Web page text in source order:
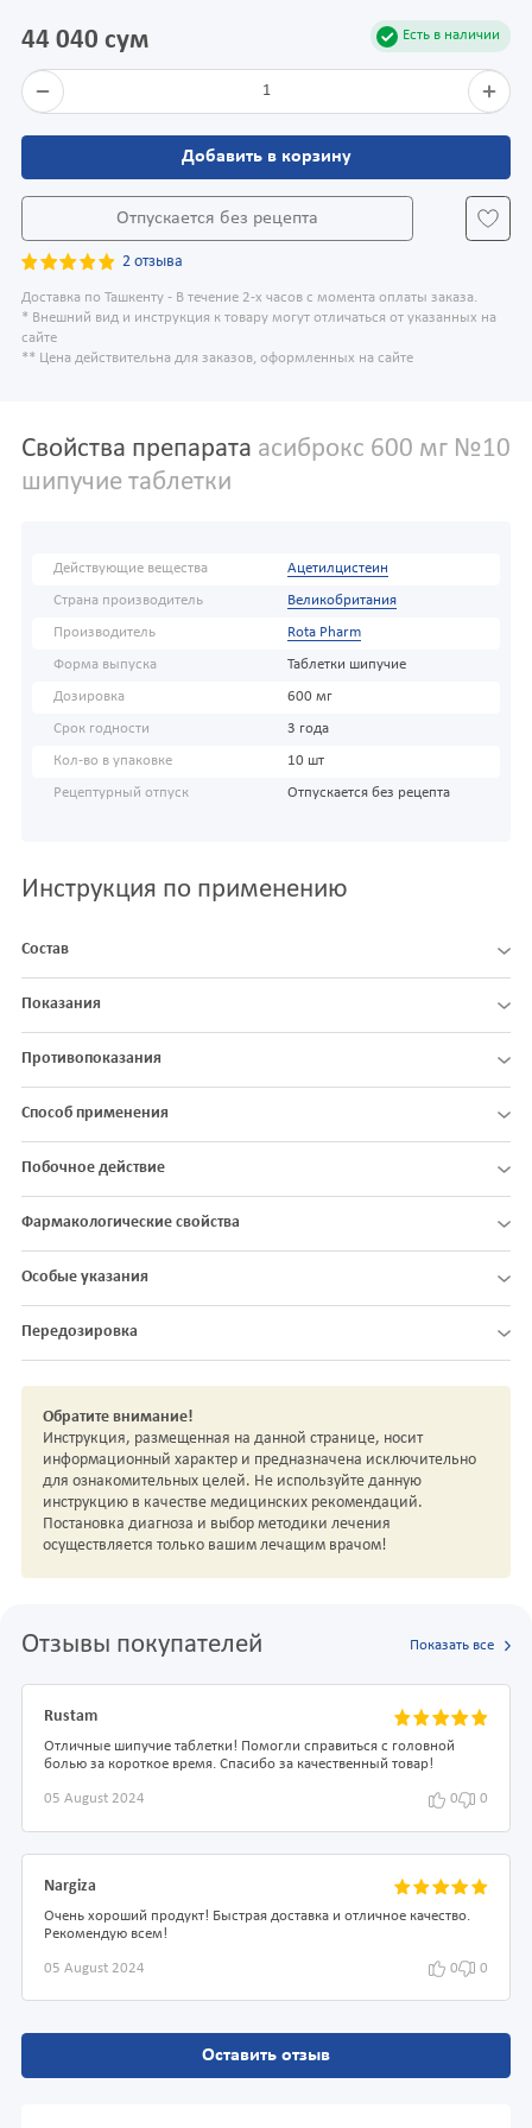
Есть в наличии
44 040 сум
1
Добавить в корзину
Отпускается без рецепта
2 отзыва
Доставка по Ташкенту - В течение 2-х часов с момента оплаты заказа.
* Внешний вид и инструкция к товару могут отличаться от указанных на
сайте
** Цена действительна для заказов, оформленных на сайте
Свойства препарата асиброкс 600 мг №10
шипучие таблетки
Действующие вещества Ацетилцистеин
Страна производитель Великобритания
Производитель Rota Pharm
Форма выпуска Таблетки шипучие
Дозировка 600 мг
Срок годности 3 года
Кол-во в упаковке 10 шт
Рецептурный отпуск Отпускается без рецепта
Инструкция по применению
Состав
Показания
Противопоказания
Способ применения
Побочное действие
Фармакологические свойства
Особые указания
Передозировка
Обратите внимание!
Инструкция, размещенная на данной странице, носит
информационный характер и предназначена исключительно
для ознакомительных целей. Не используйте данную
инструкцию в качестве медицинских рекомендаций.
Постановка диагноза и выбор методики лечения
осуществляется только вашим лечащим врачом!
Отзывы покупателей Показать все
Rustam
Отличные шипучие таблетки! Помогли справиться с головной
болью за короткое время. Спасибо за качественный товар!
05 August 2024 0 0
Nargiza
Очень хороший продукт! Быстрая доставка и отличное качество.
Рекомендую всем!
05 August 2024 0 0
Оставить отзыв